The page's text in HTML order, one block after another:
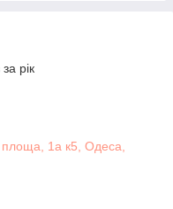
рік
площа, 1а к5, Одеса,